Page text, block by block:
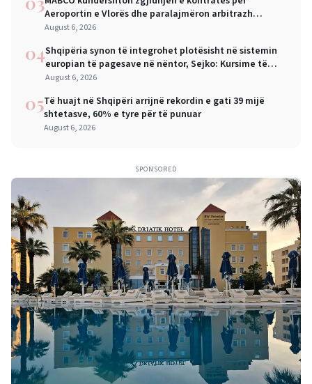
Aeroportin e Vlorës dhe paralajmëron arbitrazh
ndërkombëtar
August 6, 2026
04Shqipëria synon të integrohet plotësisht në sistemin
europian të pagesave në nëntor, Sejko: Kursime të
mëdha për qytetarët dhe bizneset
August 6, 2026
05Të huajt në Shqipëri arrijnë rekordin e gati 39 mijë
shtetasve, 60% e tyre për të punuar
August 6, 2026
SPONSORED